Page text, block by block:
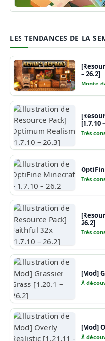
Guide Minecraft
LES TENDANCES DE LA
– 26.2]
Monte
[1.7.10
Très
Très
26.2]
Très
[Mod]
À
[Mod]
À